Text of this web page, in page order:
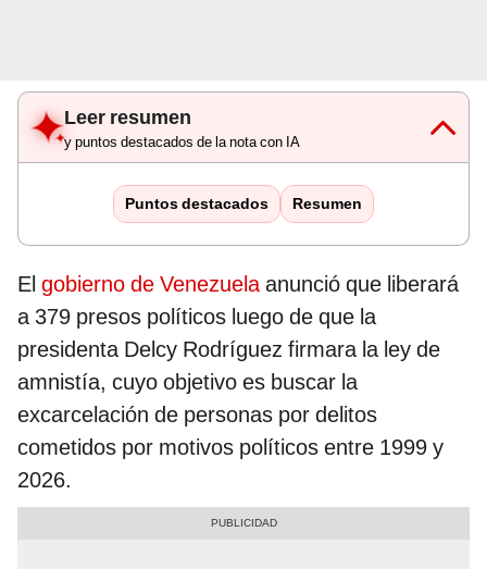
Leer resumen
y puntos destacados de la nota con IA
Puntos destacados Resumen
El gobierno de Venezuelaanunció que liberará
a 379 presos políticos luego de que la
presidenta Delcy Rodríguez firmara la ley de
amnistía, cuyo objetivo es buscar la
excarcelación de personas por delitos
cometidos por motivos políticos entre 1999 y
2026.